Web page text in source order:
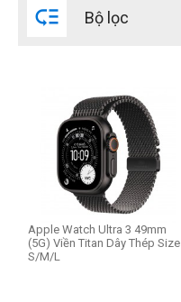
 Bộ lọc
Apple Watch Ultra 3 49mm
(5G) Viền Titan Dây Thép Size
S/M/L